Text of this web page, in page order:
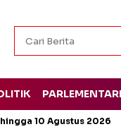
10 Agustus 2026